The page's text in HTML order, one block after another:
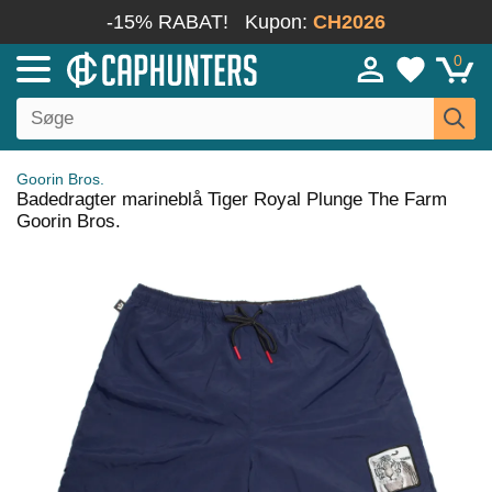
-15% RABAT! Kupon: CH2026
0
Goorin Bros.
Badedragter marineblå Tiger Royal Plunge The Farm
Goorin Bros.